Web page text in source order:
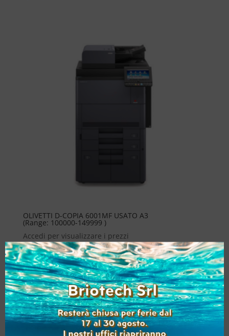
OLIVETTI D-COPIA 6001MF USATO A3
(Range: 100000-149999 )
Accedi per visualizzare i prezzi
Aggiungi alla lista